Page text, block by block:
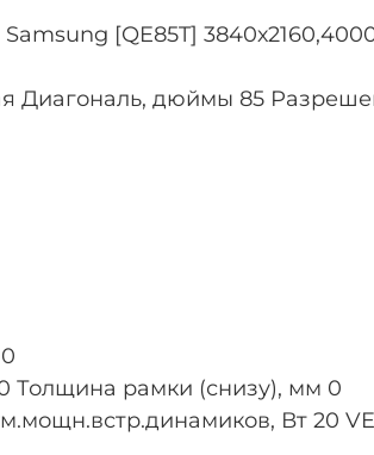
[QE85T]
Диагональ, дюймы 85
Толщина рамки (снизу), мм 0
Вт 20